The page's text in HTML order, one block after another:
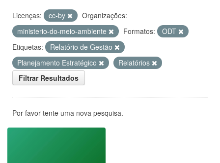
Licenças: cc-by
Organizações:
ministerio-do-meio-ambiente
Formatos:
ODT
Etiquetas:
Relatório de Gestão
Planejamento Estratégico
Relatórios
Filtrar Resultados
Por favor tente uma nova pesquisa.